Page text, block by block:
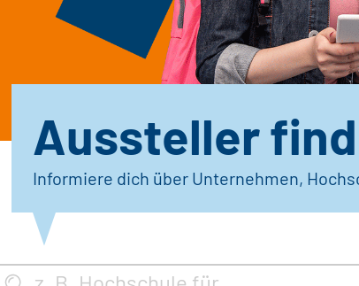
Aussteller
Informiere dich über Unternehmen,